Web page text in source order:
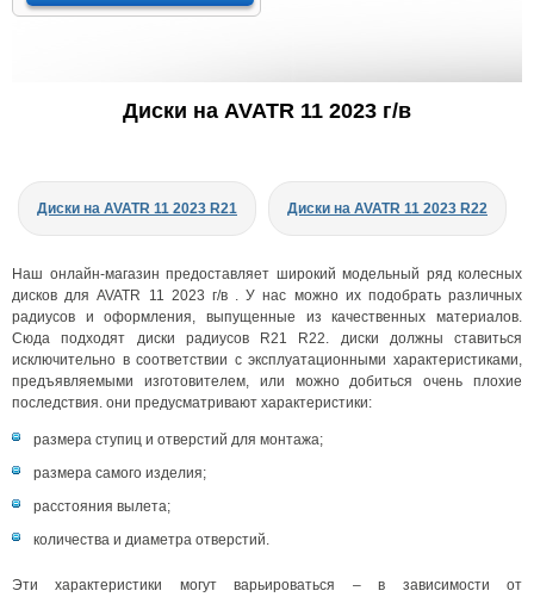
Диски на AVATR 11 2023 г/в
Диски на AVATR 11 2023 R21 Диски на AVATR 11 2023 R22
Наш онлайн-магазин предоставляет широкий модельный ряд колесных
дисков для AVATR 11 2023 г/в . У нас можно их подобрать различных
радиусов и оформления, выпущенные из качественных материалов.
Сюда подходят диски радиусов R21 R22. диски должны ставиться
исключительно в соответствии с эксплуатационными характеристиками,
предъявляемыми изготовителем, или можно добиться очень плохие
последствия. они предусматривают характеристики:
размера ступиц и отверстий для монтажа;
размера самого изделия;
расстояния вылета;
количества и диаметра отверстий.
Эти характеристики могут варьироваться – в зависимости от